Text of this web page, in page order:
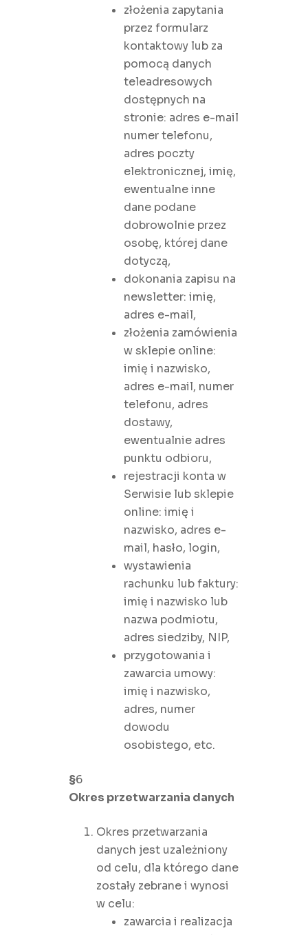
złożenia zapytania
przez formularz
kontaktowy lub za
pomocą danych
teleadresowych
dostępnych na
stronie: adres e-mail
numer telefonu,
adres poczty
elektronicznej, imię,
ewentualne inne
dane podane
dobrowolnie przez
osobę, której dane
dotyczą,
dokonania zapisu na
newsletter: imię,
adres e-mail,
złożenia zamówienia
w sklepie online:
imię i nazwisko,
adres e-mail, numer
telefonu, adres
dostawy,
ewentualnie adres
punktu odbioru,
rejestracji konta w
Serwisie lub sklepie
online: imię i
nazwisko, adres e-
mail, hasło, login,
wystawienia
rachunku lub faktury:
imię i nazwisko lub
nazwa podmiotu,
adres siedziby, NIP,
przygotowania i
zawarcia umowy:
imię i nazwisko,
adres, numer
dowodu
osobistego, etc.
§6
Okres przetwarzania danych
Okres przetwarzania
danych jest uzależniony
od celu, dla którego dane
zostały zebrane i wynosi
w celu:
zawarcia i realizacja